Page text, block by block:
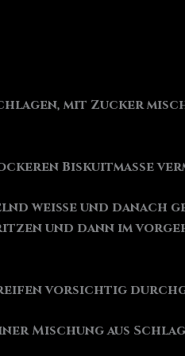
mit Zucker
Biskuitmasse
weiße und danach
und dann im
vorsichtig
Mischung aus